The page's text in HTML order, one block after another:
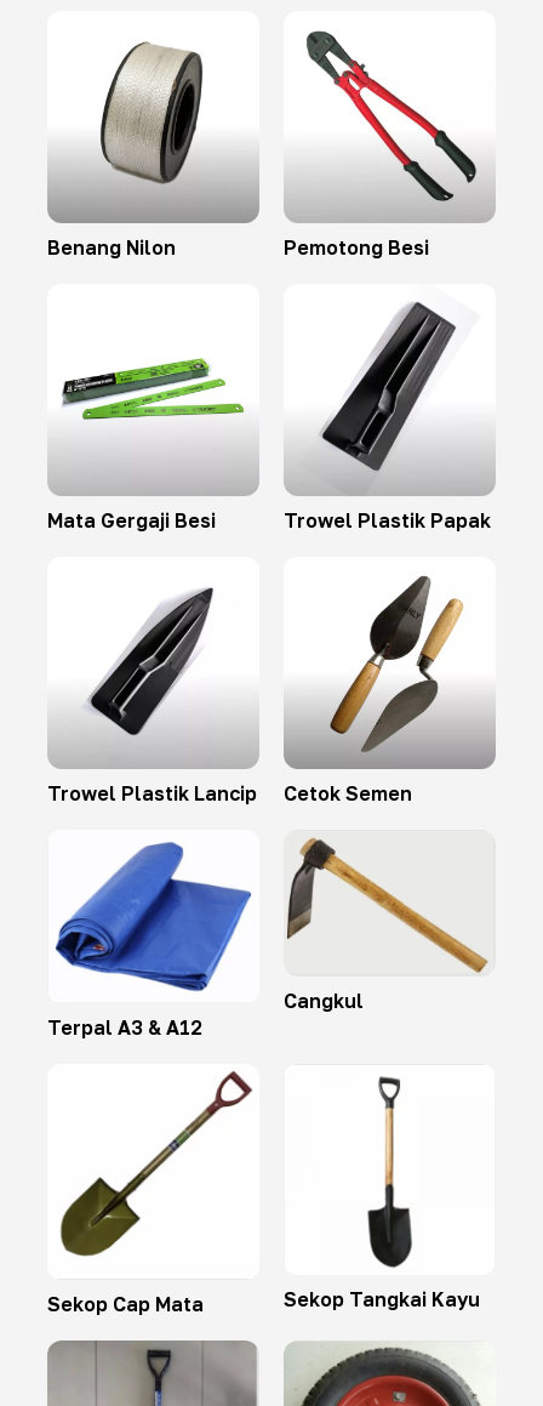
Benang Nilon Pemotong Besi
Mata Gergaji Besi Trowel Plastik Papak
Trowel Plastik Lancip Cetok Semen
Terpal A3 & A12
Cangkul
Sekop Cap Mata Sekop Tangkai Kayu